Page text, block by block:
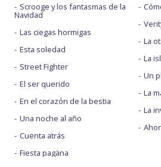
Scrooge y los fantasmas de la
Navidad
Las ciegas hormigas
Esta soledad
Street Fighter
El ser querido
En el corazón de la bestia
Una noche al año
Cuenta atrás
Fiesta pagäna
La
La
Un
La
La